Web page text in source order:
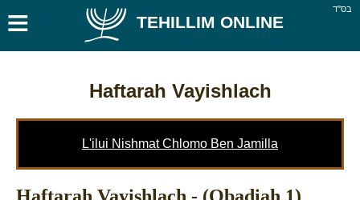
בס''ד ≡ TEHILLIM ONLINE
Haftarah Vayishlach
L'ilui Nishmat Chlomo Ben Jamilla